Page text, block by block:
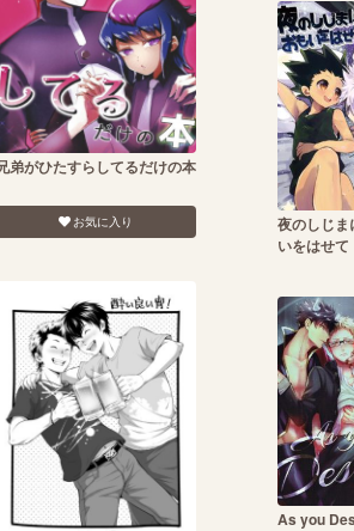
弟がひたすらしてるだけの本
お気に入り
夜のしじま
いをはせて
As you